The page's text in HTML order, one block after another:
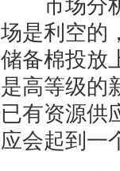
市场分析
场是利空的
储备棉投放
是高等级的
已有资源供
应会起到一